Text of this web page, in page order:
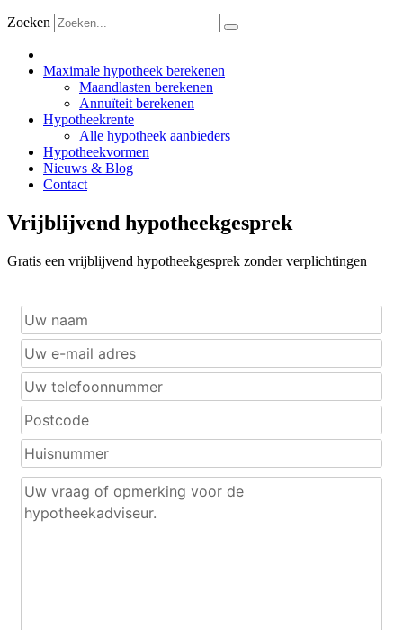
Zoeken
Maximale hypotheek berekenen
Maandlasten berekenen
Annuïteit berekenen
Hypotheekrente
Alle hypotheek aanbieders
Hypotheekvormen
Nieuws & Blog
Contact
Vrijblijvend hypotheekgesprek
Gratis een vrijblijvend hypotheekgesprek zonder verplichtingen